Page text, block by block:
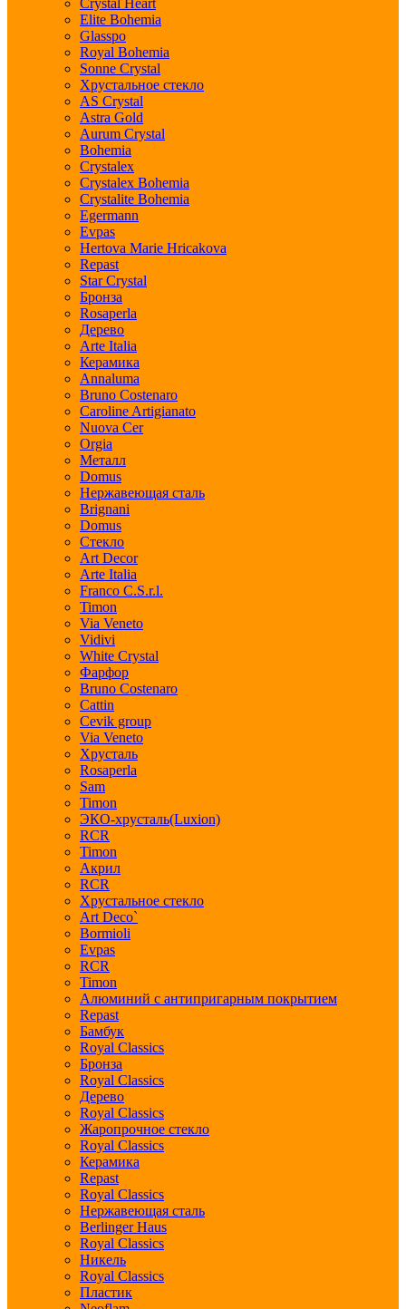
Crystal Heart
Elite Bohemia
Glasspo
Royal Bohemia
Sonne Crystal
Хрустальное стекло
AS Crystal
Astra Gold
Aurum Crystal
Bohemia
Crystalex
Crystalex Bohemia
Crystalite Bohemia
Egermann
Evpas
Hertova Marie Hricakova
Repast
Star Crystal
Бронза
Rosaperla
Дерево
Arte Italia
Керамика
Annaluma
Bruno Costenaro
Caroline Artigianato
Nuova Cer
Orgia
Металл
Domus
Нержавеющая сталь
Brignani
Domus
Стекло
Art Decor
Arte Italia
Franco C.S.r.l.
Timon
Via Veneto
Vidivi
White Crystal
Фарфор
Bruno Costenaro
Cattin
Cevik group
Via Veneto
Хрусталь
Rosaperla
Sam
Timon
ЭКО-хрусталь(Luxion)
RCR
Timon
Акрил
RCR
Хрустальное стекло
Art Deco`
Bormioli
Evpas
RCR
Timon
Алюминий с антипригарным покрытием
Repast
Бамбук
Royal Classics
Бронза
Royal Classics
Дерево
Royal Classics
Жаропрочное стекло
Royal Classics
Керамика
Repast
Royal Classics
Нержавеющая сталь
Berlinger Haus
Royal Classics
Никель
Royal Classics
Пластик